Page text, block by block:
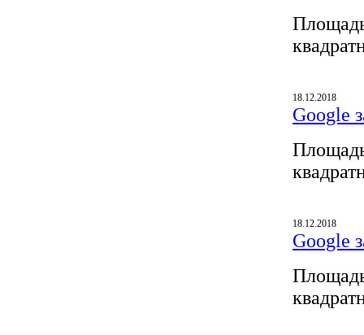
18.12.2018
Google
18.12.2018
Google